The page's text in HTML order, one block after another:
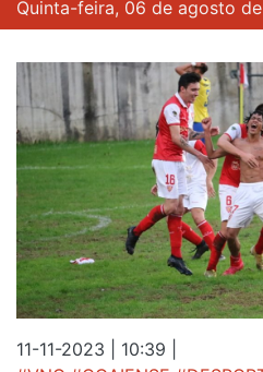
Quinta-feira, 06 de agosto
11-11-2023 | 10:39